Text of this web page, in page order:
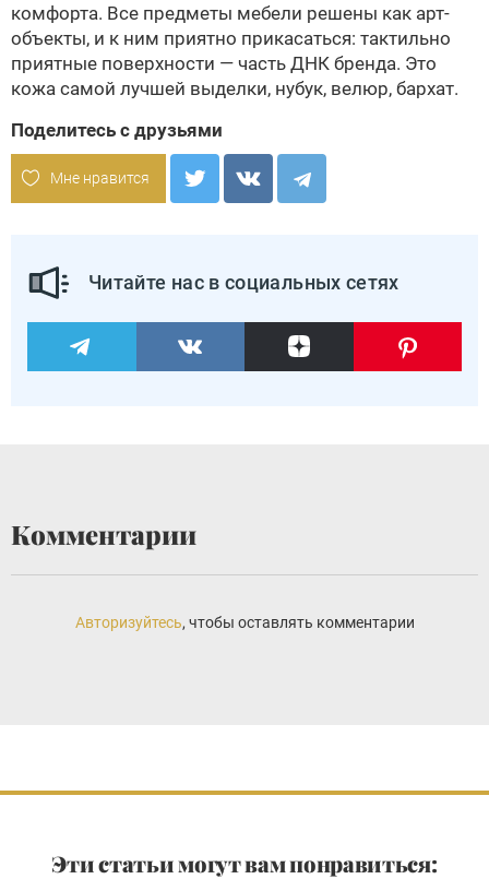
комфорта. Все предметы мебели решены как арт-
объекты, и к ним приятно прикасаться: тактильно
приятные поверхности — часть ДНК бренда. Это
кожа самой лучшей выделки, нубук, велюр, бархат.
Поделитесь с друзьями
Мне нравится
Читайте нас в социальных сетях
Комментарии
Авторизуйтесь, чтобы оставлять комментарии
Эти статьи могут вам понравиться: